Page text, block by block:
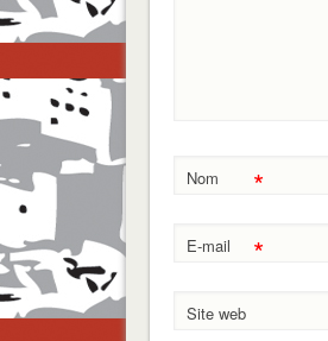
Nom *
E-mail *
Site web